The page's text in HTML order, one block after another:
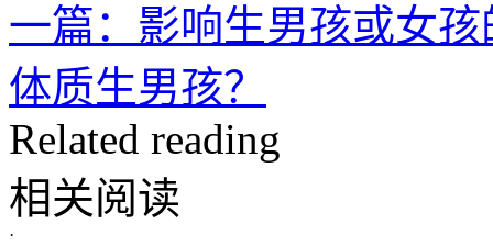
一篇：影响生男孩或女
体质生男孩？
Related reading
相关阅读
·